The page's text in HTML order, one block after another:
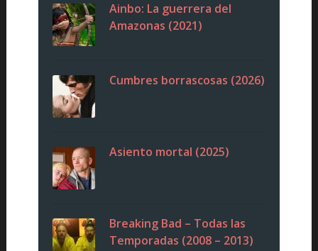
Ainbo: La guerrera del
Amazonas (2021)
Cumbres borrascosas (2026)
Asiento mortal (2025)
Breaking Bad – Todas las
Temporadas (2008 – 2013)